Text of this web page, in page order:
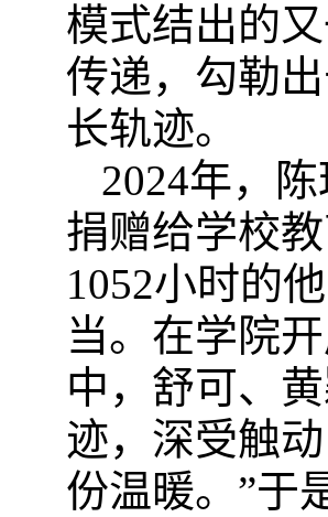
模式结出的
传递，勾勒
长轨迹。
2024年，
捐赠给学校
1052小时的
当。在学院
中，舒可、
迹，深受触
份温暖。”于